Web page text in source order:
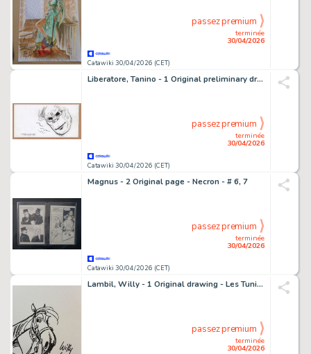
Catawiki 30/04/2026 (CET)
terminée
30/04/2026
passez premium
Liberatore, Tanino - 1 Original preliminary drawing - RanXerox
Catawiki 30/04/2026 (CET)
terminée
30/04/2026
passez premium
Magnus - 2 Original page - Necron - # 6, 7
Catawiki 30/04/2026 (CET)
terminée
30/04/2026
passez premium
Lambil, Willy - 1 Original drawing - Les Tuniques Bleues - 1973
terminée
30/04/2026
passez premium